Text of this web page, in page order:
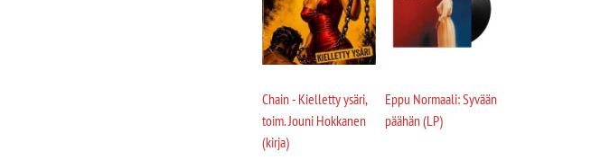
Chain - Kielletty ysäri,
toim. Jouni Hokkanen
(kirja)
Eppu Normaali: Syvään
päähän (LP)